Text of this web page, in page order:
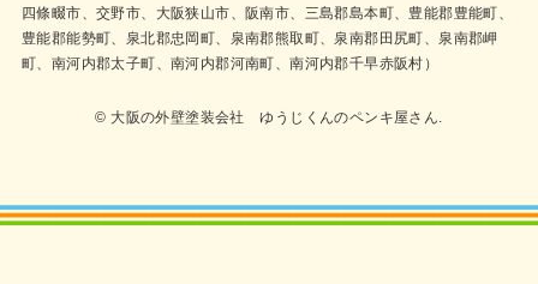
四條畷市、交野市、大阪狭山市、阪南市、三島郡島本町、豊能郡豊能町、
豊能郡能勢町、泉北郡忠岡町、泉南郡熊取町、泉南郡田尻町、泉南郡岬
町、南河内郡太子町、南河内郡河南町、南河内郡千早赤阪村）
© 大阪の外壁塗装会社 ゆうじくんのペンキ屋さん.